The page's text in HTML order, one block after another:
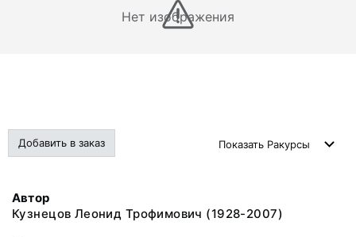
Нет изображения
Добавить в заказ Показать Ракурсы
Автор
Кузнецов Леонид Трофимович (1928-2007)